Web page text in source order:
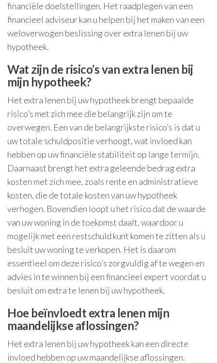
financiële doelstellingen. Het raadplegen van een
financieel adviseur kan u helpen bij het maken van een
weloverwogen beslissing over extra lenen bij uw
hypotheek.
Wat zijn de risico’s van extra lenen bij
mijn hypotheek?
Het extra lenen bij uw hypotheek brengt bepaalde
risico’s met zich mee die belangrijk zijn om te
overwegen. Een van de belangrijkste risico’s is dat u
uw totale schuldpositie verhoogt, wat invloed kan
hebben op uw financiële stabiliteit op lange termijn.
Daarnaast brengt het extra geleende bedrag extra
kosten met zich mee, zoals rente en administratieve
kosten, die de totale kosten van uw hypotheek
verhogen. Bovendien loopt u het risico dat de waarde
van uw woning in de toekomst daalt, waardoor u
mogelijk met een restschuld kunt komen te zitten als u
besluit uw woning te verkopen. Het is daarom
essentieel om deze risico’s zorgvuldig af te wegen en
advies in te winnen bij een financieel expert voordat u
besluit om extra te lenen bij uw hypotheek.
Hoe beïnvloedt extra lenen mijn
maandelijkse aflossingen?
Het extra lenen bij uw hypotheek kan een directe
invloed hebben op uw maandelijkse aflossingen.